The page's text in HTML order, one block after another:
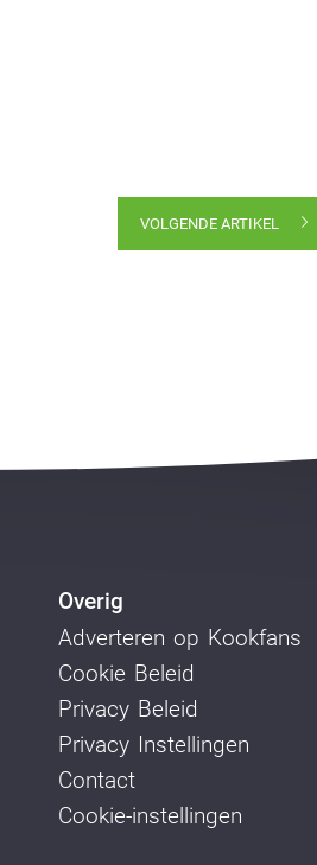
VOLGENDE ARTIKEL
Overig
Adverteren op Kookfans
Cookie Beleid
Privacy Beleid
Privacy Instellingen
Contact
Cookie-instellingen